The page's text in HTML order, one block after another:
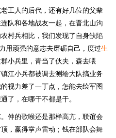
工人的后代，还有好几位的父辈
队和各地战友一起，在晋北山沟
村兵相比，我们发现了自身缺陷
用顽强的意志去磨砺自己，度过生
小兵里，青当了伙夫，森去喂
江小兵都被调去测绘大队搞业务
视力差了一丁点，怎能去绘军图
了，在哪干不都是干。
仲的歌喉还是那样高亢，联谊会
，赢得掌声雷动；钱在部队会舞